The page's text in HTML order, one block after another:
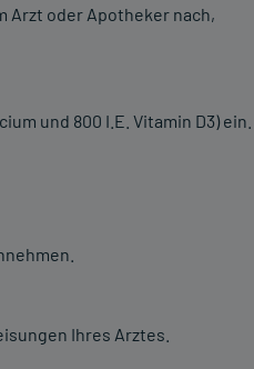
Arzt oder Apotheker nach,
und 800 I.E. Vitamin D3) ein.
Ihres Arztes.